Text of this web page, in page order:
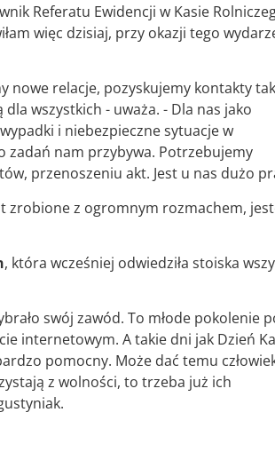
Referatu Ewidencji w Kasie
więc dzisiaj, przy okazji tego
nowe relacje, pozyskujemy kontakty
wszystkich - uważa. - Dla nas jako
i niebezpieczne sytuacje w
zadań nam przybywa. Potrzebujemy
przenoszeniu akt. Jest u nas dużo
zrobione z ogromnym rozmachem,
, która wcześniej odwiedziła stoiska
swój zawód. To młode pokolenie
internetowym. A takie dni jak Dzień
pomocny. Może dać temu
z wolności, to trzeba już ich